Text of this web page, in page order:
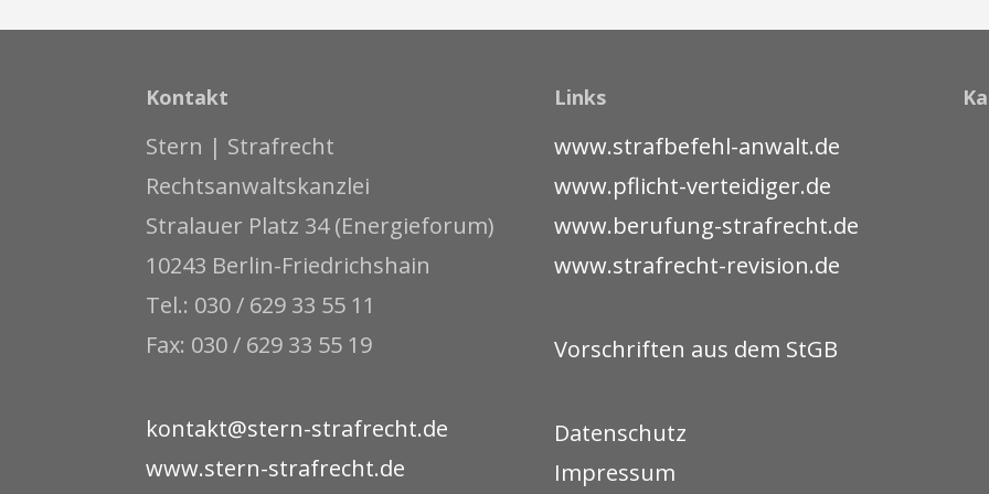
Kontakt
Stern | Strafrecht
Rechtsanwaltskanzlei
Stralauer Platz 34 (Energieforum)
10243 Berlin-Friedrichshain
Tel.: 030 / 629 33 55 11
Fax: 030 / 629 33 55 19
kontakt@stern-strafrecht.de
www.stern-strafrecht.de
Links
www.strafbefehl-anwalt.de
www.pflicht-verteidiger.de
www.berufung-strafrecht.de
www.strafrecht-revision.de
Vorschriften aus dem StGB
Datenschutz
Impressum